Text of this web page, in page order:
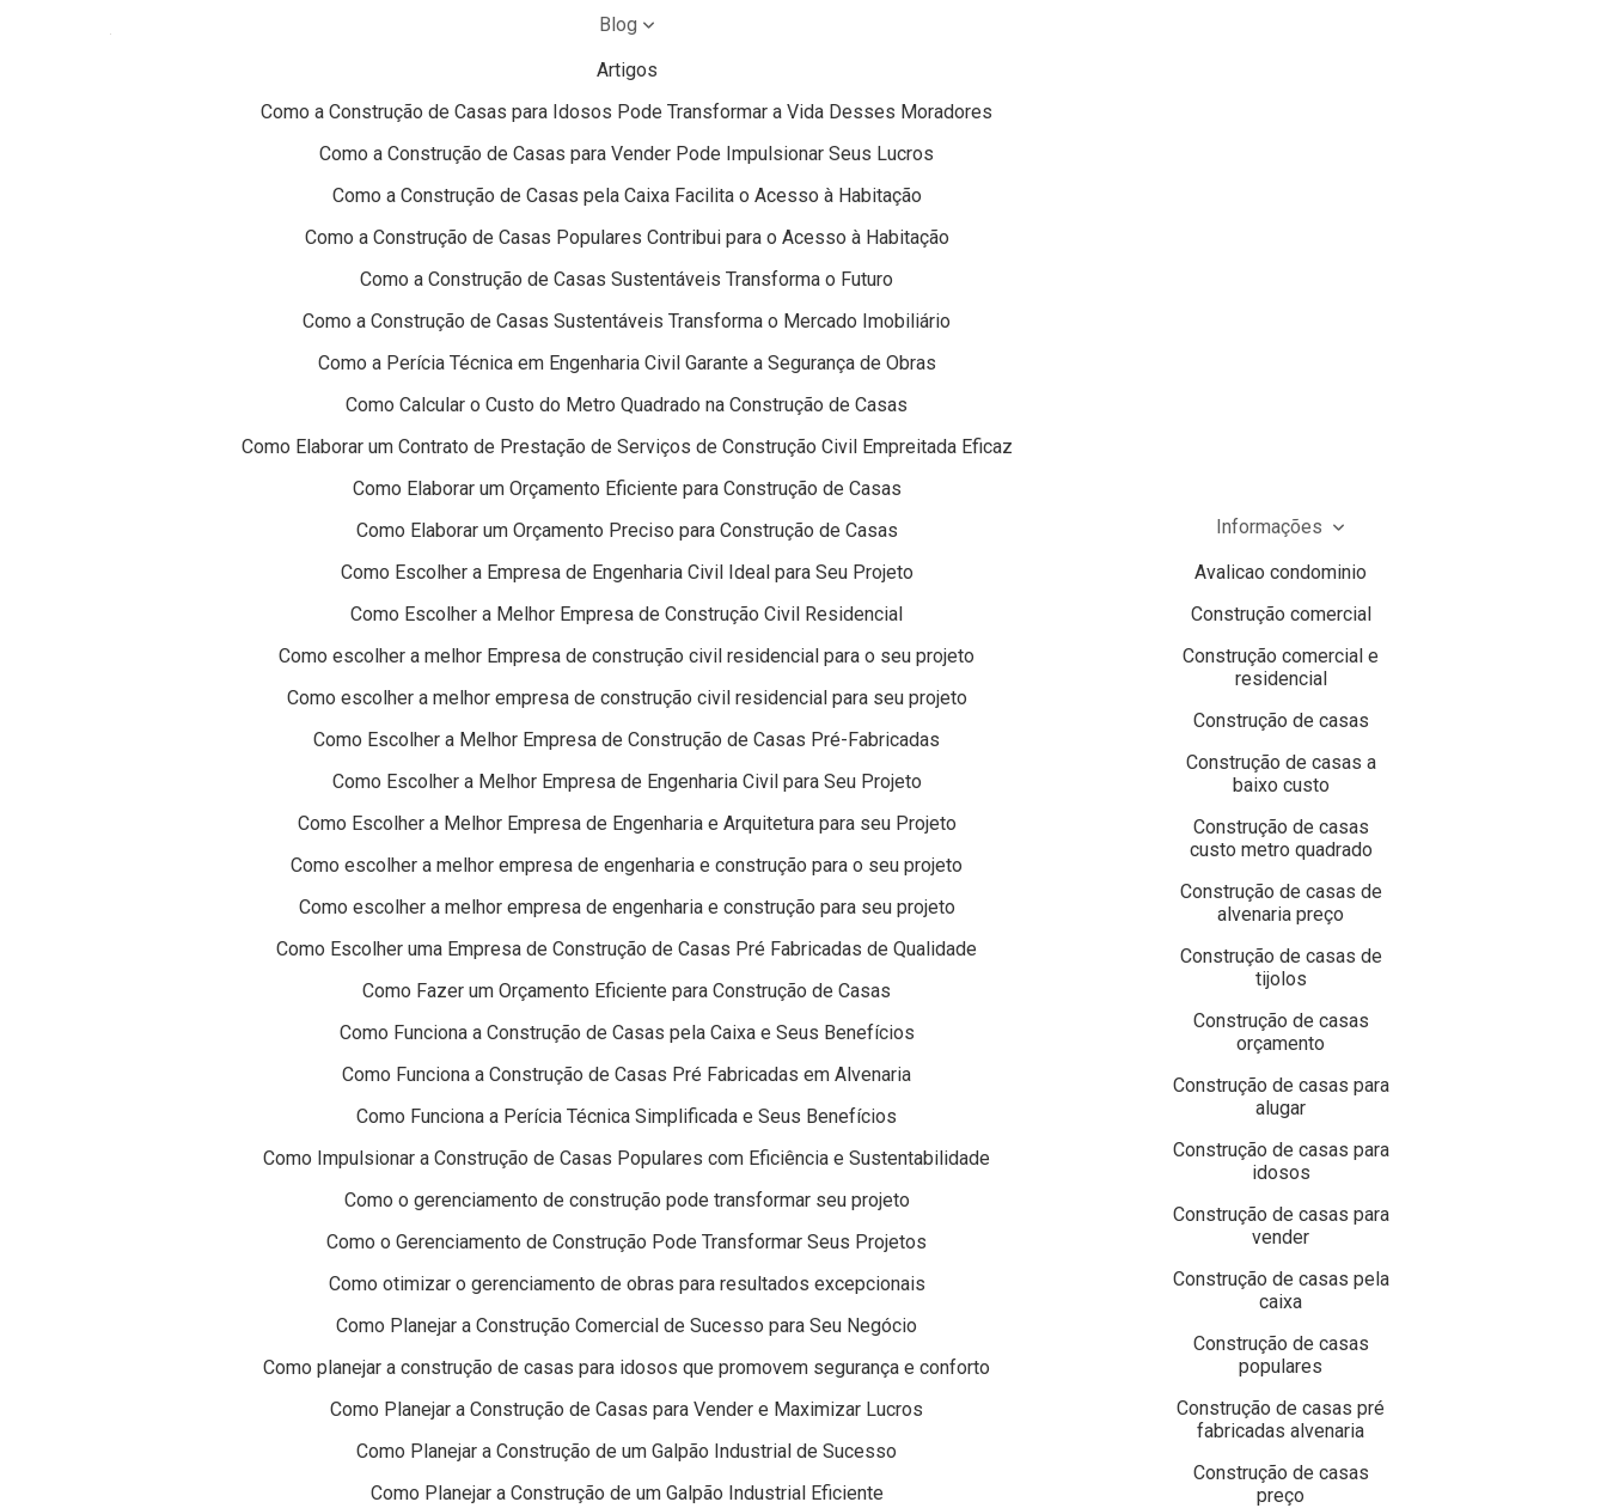
Blog
Artigos
Como a Construção de Casas para Idosos Pode Transformar a Vida Desses Moradores
Como a Construção de Casas para Vender Pode Impulsionar Seus Lucros
Como a Construção de Casas pela Caixa Facilita o Acesso à Habitação
Como a Construção de Casas Populares Contribui para o Acesso à Habitação
Como a Construção de Casas Sustentáveis Transforma o Futuro
Como a Construção de Casas Sustentáveis Transforma o Mercado Imobiliário
Como a Perícia Técnica em Engenharia Civil Garante a Segurança de Obras
Como Calcular o Custo do Metro Quadrado na Construção de Casas
Como Elaborar um Contrato de Prestação de Serviços de Construção Civil Empreitada Eficaz
Como Elaborar um Orçamento Eficiente para Construção de Casas
Como Elaborar um Orçamento Preciso para Construção de Casas
Como Escolher a Empresa de Engenharia Civil Ideal para Seu Projeto
Como Escolher a Melhor Empresa de Construção Civil Residencial
Como escolher a melhor Empresa de construção civil residencial para o seu projeto
Como escolher a melhor empresa de construção civil residencial para seu projeto
Como Escolher a Melhor Empresa de Construção de Casas Pré-Fabricadas
Como Escolher a Melhor Empresa de Engenharia Civil para Seu Projeto
Como Escolher a Melhor Empresa de Engenharia e Arquitetura para seu Projeto
Como escolher a melhor empresa de engenharia e construção para o seu projeto
Como escolher a melhor empresa de engenharia e construção para seu projeto
Como Escolher uma Empresa de Construção de Casas Pré Fabricadas de Qualidade
Como Fazer um Orçamento Eficiente para Construção de Casas
Como Funciona a Construção de Casas pela Caixa e Seus Benefícios
Como Funciona a Construção de Casas Pré Fabricadas em Alvenaria
Como Funciona a Perícia Técnica Simplificada e Seus Benefícios
Como Impulsionar a Construção de Casas Populares com Eficiência e Sustentabilidade
Como o gerenciamento de construção pode transformar seu projeto
Como o Gerenciamento de Construção Pode Transformar Seus Projetos
Como otimizar o gerenciamento de obras para resultados excepcionais
Como Planejar a Construção Comercial de Sucesso para Seu Negócio
Como planejar a construção de casas para idosos que promovem segurança e conforto
Como Planejar a Construção de Casas para Vender e Maximizar Lucros
Como Planejar a Construção de um Galpão Industrial de Sucesso
Como Planejar a Construção de um Galpão Industrial Eficiente
Informações
Avalicao condominio
Construção comercial
Construção comercial e
residencial
Construção de casas
Construção de casas a
baixo custo
Construção de casas
custo metro quadrado
Construção de casas de
alvenaria preço
Construção de casas de
tijolos
Construção de casas
orçamento
Construção de casas para
alugar
Construção de casas para
idosos
Construção de casas para
vender
Construção de casas pela
caixa
Construção de casas
populares
Construção de casas pré
fabricadas alvenaria
Construção de casas
preço